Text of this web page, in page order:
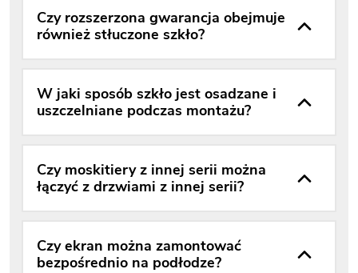
Czy rozszerzona gwarancja obejmuje
również stłuczone szkło?
W jaki sposób szkło jest osadzane i
uszczelniane podczas montażu?
Czy moskitiery z innej serii można
łączyć z drzwiami z innej serii?
Czy ekran można zamontować
bezpośrednio na podłodze?